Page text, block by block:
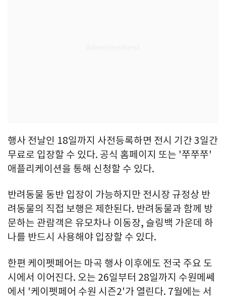
행사 전날인 18일까지 사전등록하면 전시 기간 3일간
무료로 입장할 수 있다. 공식 홈페이지 또는 '쭈쭈쭈'
애플리케이션을 통해 신청할 수 있다.
반려동물 동반 입장이 가능하지만 전시장 규정상 반
려동물의 직접 보행은 제한된다. 반려동물과 함께 방
문하는 관람객은 유모차나 이동장, 슬링백 가운데 하
나를 반드시 사용해야 입장할 수 있다.
한편 케이펫페어는 마곡 행사 이후에도 전국 주요 도
시에서 이어진다. 오는 26일부터 28일까지 수원메쎄
에서 '케이펫페어 수원 시즌2'가 열린다. 7월에는 서